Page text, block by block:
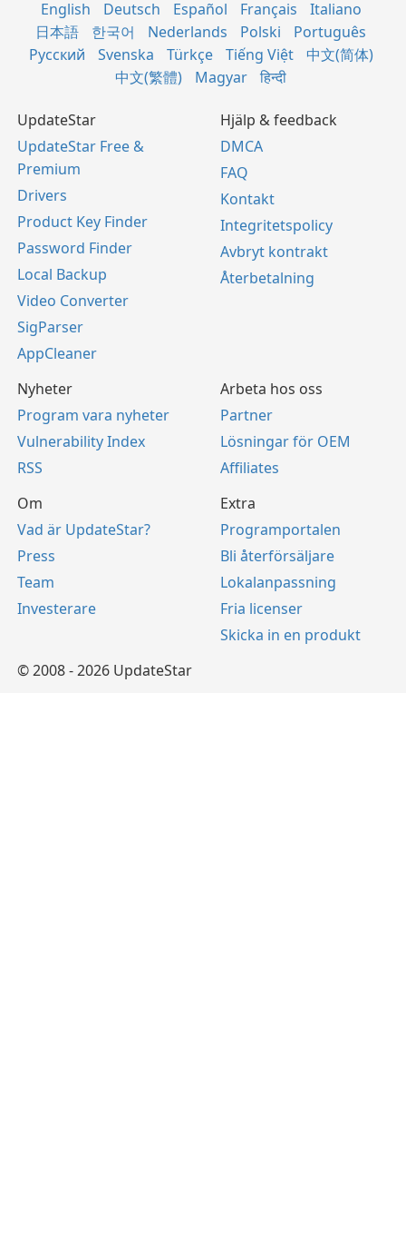
English Deutsch Español Français
Italiano
日本語
한국어 Nederlands Polski
Português
Русский
Svenska Türkçe Tiếng Việt
中文(简体)
中文(繁體)
Magyar हिन्दी
UpdateStar
UpdateStar Free &
Premium
Drivers
Product Key Finder
Password Finder
Local Backup
Video Converter
SigParser
AppCleaner
Hjälp & feedback
DMCA
FAQ
Kontakt
Integritetspolicy
Avbryt kontrakt
Återbetalning
Nyheter
Program vara nyheter
Vulnerability Index
RSS
Arbeta hos oss
Partner
Lösningar för OEM
Affiliates
Om
Vad är UpdateStar?
Press
Team
Investerare
Extra
Programportalen
Bli återförsäljare
Lokalanpassning
Fria licenser
Skicka in en produkt
© 2008 - 2026 UpdateStar